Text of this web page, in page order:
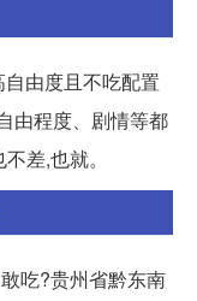
由度且不吃配置
由程度、剧情等都
差,也就。
吃?贵州省黔东南